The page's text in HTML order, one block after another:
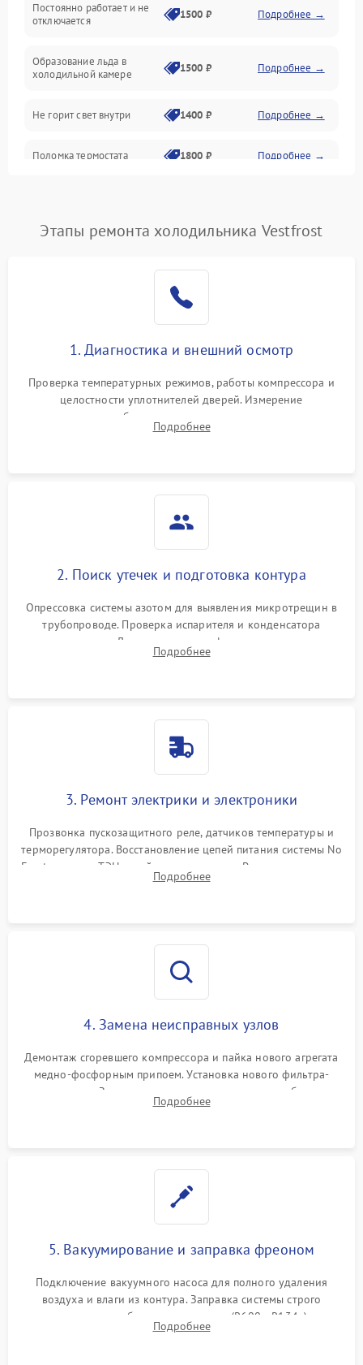
Постоянно работает и не
отключается
1500 ₽ Подробнее →
Образование льда в
холодильной камере
1500 ₽ Подробнее →
Не горит свет внутри 1400 ₽ Подробнее →
Поломка термостата 1800 ₽ Подробнее →
Поломка системы No Frost 2600 ₽ Подробнее →
работе
2000 ₽ Подробнее →
1000 ₽
1800 ₽
Этапы ремонта холодильника Vestfrost
1. Диагностика и внешний осмотр
Проверка температурных режимов, работы компрессора и
целостности уплотнителей дверей. Измерение
сопротивления обмоток мотора, проверка термостата и
считывание кодов ошибок с электронного дисплея.
Подробнее
2. Поиск утечек и подготовка контура
Опрессовка системы азотом для выявления микротрещин в
трубопроводе. Проверка испарителя и конденсатора
течеискателем. Демонтаж старого фильтра-осушителя и
продувка капиллярной трубки для устранения засоров.
Подробнее
3. Ремонт электрики и электроники
Прозвонка пускозащитного реле, датчиков температуры и
терморегулятора. Восстановление цепей питания системы No
Frost, включая ТЭН оттайки и вентилятор. Ремонт или замена
платы управления при сбоях алгоритмов.
Подробнее
4. Замена неисправных узлов
Демонтаж сгоревшего компрессора и пайка нового агрегата
медно-фосфорным припоем. Установка нового фильтра-
осушителя. Замена изношенных вентиляторов обдува,
сломанных заслонок или поврежденных дверных петель.
Подробнее
5. Вакуумирование и заправка фреоном
Подключение вакуумного насоса для полного удаления
воздуха и влаги из контура. Заправка системы строго
дозированным объемом хладагента (R600a, R134a) по
электронным весам. Контроль рабочего давления в системе.
Подробнее